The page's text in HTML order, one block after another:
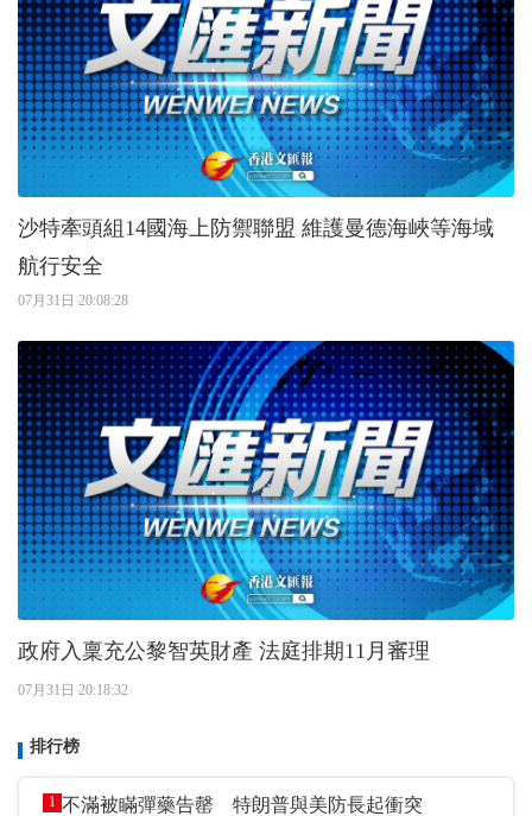
沙特牽頭組14國海上防禦聯盟 維護曼德海峽等海域
航行安全
07月31日 20:08:28
政府入稟充公黎智英財產 法庭排期11月審理
07月31日 20:18:32
排行榜
1 不滿被瞞彈藥告罄 特朗普與美防長起衝突